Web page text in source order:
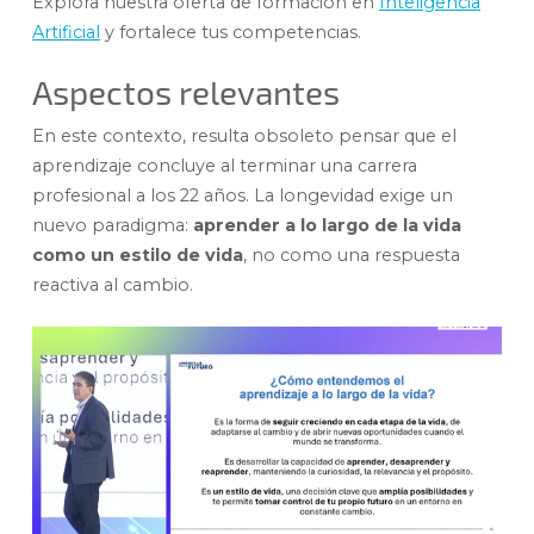
Artificial y fortalece tus competencias.
Aspectos relevantes
En este contexto, resulta obsoleto pensar que el
aprendizaje concluye al terminar una carrera
profesional a los 22 años. La longevidad exige un
nuevo paradigma: aprender a lo largo de la vida
como un estilo de vida, no como una respuesta
reactiva al cambio.